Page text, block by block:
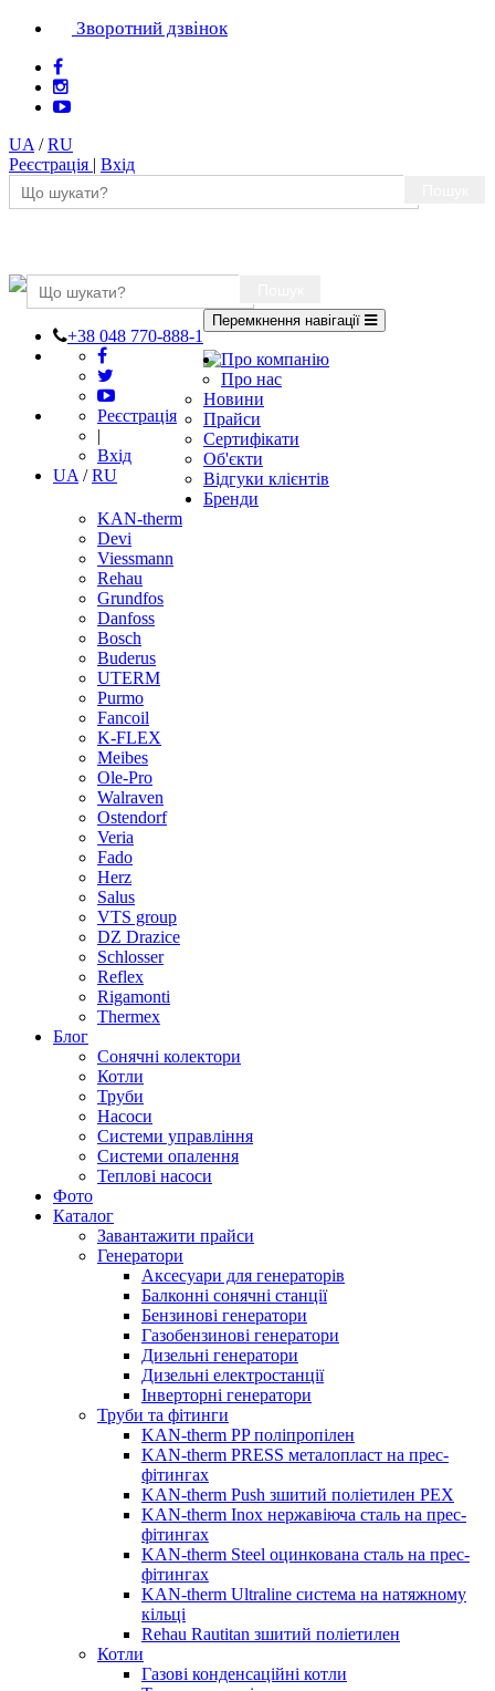
Зворотний дзвінок
UA /RU
Реєстрація | Вхід
+38 048 770-888-1
Реєстрація
|
Вхід
UA /RU
Перемкнення навігації
Про компанію
Про нас
Новини
Прайси
Сертифікати
Об'єкти
Відгуки клієнтів
Бренди
KAN-therm
Devi
Viessmann
Rehau
Grundfos
Danfoss
Bosch
Buderus
UTERM
Purmo
Fancoil
K-FLEX
Meibes
Ole-Pro
Walraven
Ostendorf
Veria
Fado
Herz
Salus
VTS group
DZ Drazice
Schlosser
Reflex
Rigamonti
Thermex
Блог
Сонячні колектори
Котли
Труби
Насоси
Системи управління
Системи опалення
Теплові насоси
Фото
Каталог
Завантажити прайси
Генератори
Аксесуари для генераторів
Балконні сонячні станції
Бензинові генератори
Газобензинові генератори
Дизельні генератори
Дизельні електростанції
Інверторні генератори
Труби та фітинги
KAN-therm PP поліпропілен
KAN-therm PRESS металопласт на прес-
фітингах
KAN-therm Push зшитий поліетилен PEX
KAN-therm Inox нержавіюча сталь на прес-
фітингах
KAN-therm Steel оцинкована сталь на прес-
фітингах
KAN-therm Ultraline система на натяжному
кільці
Rehau Rautitan зшитий поліетилен
Котли
Газові конденсаційні котли